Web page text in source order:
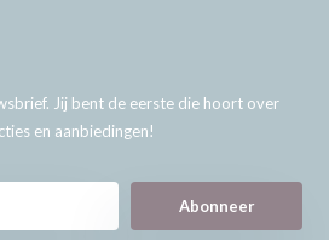
Jij bent de eerste die hoort over
en aanbiedingen!
Abonneer